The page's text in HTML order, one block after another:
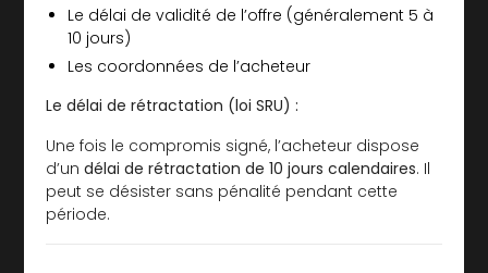
Le délai de validité de l’offre (généralement 5 à
10 jours)
Les coordonnées de l’acheteur
Le délai de rétractation (loi SRU) :
Une fois le compromis signé, l’acheteur dispose
d’undélai de rétractation de 10 jours calendaires. Il
peut se désister sans pénalité pendant cette
période.